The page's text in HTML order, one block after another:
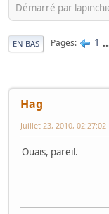
Démarré par
EN BAS Pages 1
Hag
Juillet 23, 2010, 02:27:02
Ouais, pareil.